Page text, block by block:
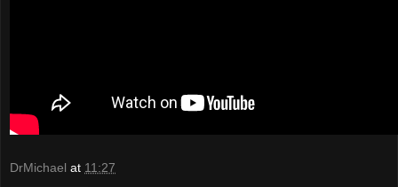
DrMichael at 11:27